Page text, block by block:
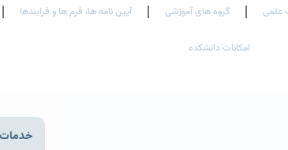
علمی گروه های آموزشی آیین نامه ها، فرم ها و فرایندها
امکانات دانشکده